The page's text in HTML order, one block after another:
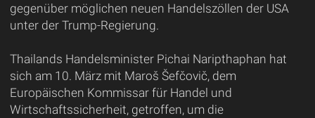
gegenüber möglichen neuen Handelszöllen der USA
unter der Trump-Regierung.
Thailands Handelsminister Pichai Naripthaphan hat
sich am 10. März mit Maroš Šefčovič, dem
Europäischen Kommissar für Handel und
Wirtschaftssicherheit, getroffen, um die